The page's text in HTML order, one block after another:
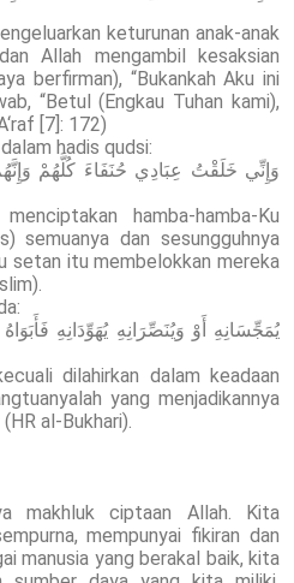
keturunan anak-anak
Allah mengambil kesaksian
berfirman), “Bukankah Aku ini
“Betul (Engkau Tuhan kami),
[7]: 172)
hadis qudsi:
hamba-hamba-Ku
semuanya dan sesungguhnya
setan itu membelokkan mereka
dilahirkan dalam keadaan
yang menjadikannya
al-Bukhari).
makhluk ciptaan Allah. Kita
mempunyai fikiran dan
manusia yang berakal baik, kita